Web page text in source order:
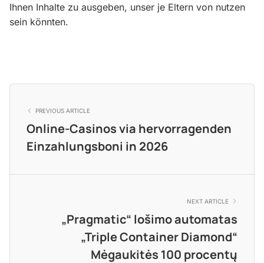
Ihnen Inhalte zu ausgeben, unser je Eltern von nutzen
sein könnten.
PREVIOUS ARTICLE
Online-Casinos via hervorragenden
Einzahlungsboni in 2026
NEXT ARTICLE
„Pragmatic“ lošimo automatas
„Triple Container Diamond“
Mėgaukitės 100 procentų